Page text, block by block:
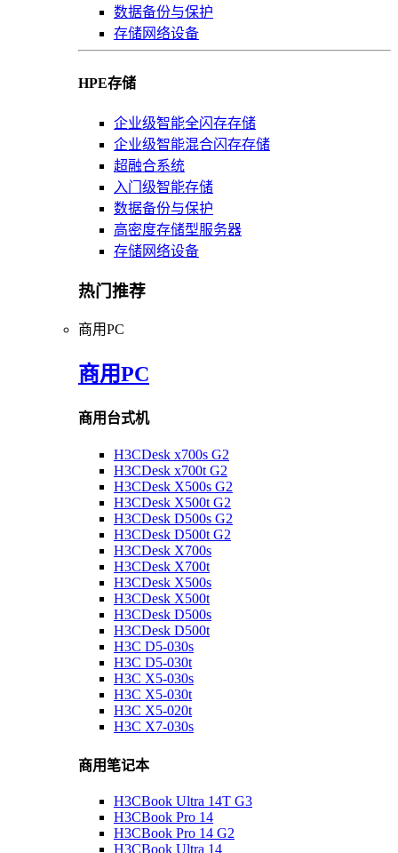
数据备份与保护
存储网络设备
HPE存储
企业级智能全闪存存储
企业级智能混合闪存存储
超融合系统
入门级智能存储
数据备份与保护
高密度存储型服务器
存储网络设备
热门推荐
商用PC
商用PC
商用台式机
H3CDesk x700s G2
H3CDesk x700t G2
H3CDesk X500s G2
H3CDesk X500t G2
H3CDesk D500s G2
H3CDesk D500t G2
H3CDesk X700s
H3CDesk X700t
H3CDesk X500s
H3CDesk X500t
H3CDesk D500s
H3CDesk D500t
H3C D5-030s
H3C D5-030t
H3C X5-030s
H3C X5-030t
H3C X5-020t
H3C X7-030s
商用笔记本
H3CBook Ultra 14T G3
H3CBook Pro 14
H3CBook Pro 14 G2
H3CBook Ultra 14